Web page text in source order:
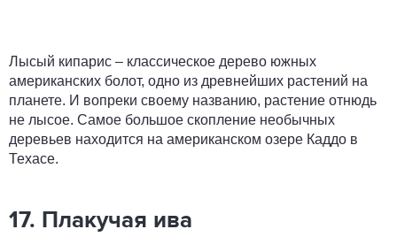
Лысый кипарис – классическое дерево южных
американских болот, одно из древнейших растений на
планете. И вопреки своему названию, растение отнюдь
не лысое. Самое большое скопление необычных
деревьев находится на американском озере Каддо в
Техасе.
17. Плакучая ива